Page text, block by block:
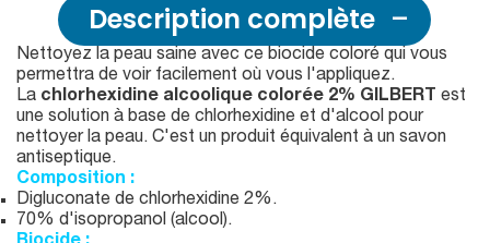
Description complète
Nettoyez la peau saine avec ce biocide coloré qui vous
permettra de voir facilement où vous l'appliquez.
La chlorhexidine alcoolique colorée 2% GILBERT est
une solution à base de chlorhexidine et d'alcool pour
nettoyer la peau. C'est un produit équivalent à un savon
antiseptique.
Composition :
Digluconate de chlorhexidine 2%.
70% d'isopropanol (alcool).